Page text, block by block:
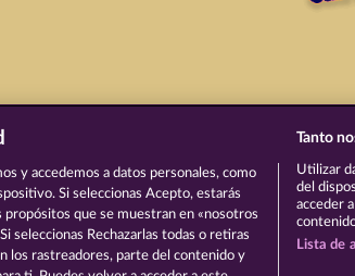
y accedemos a datos personales, como
Si seleccionas Acepto, estarás
que se muestran en «nosotros
seleccionas Rechazarlas todas o retiras
los rastreadores, parte del contenido y
Tanto
Utilizar
del
acceder
Lista de